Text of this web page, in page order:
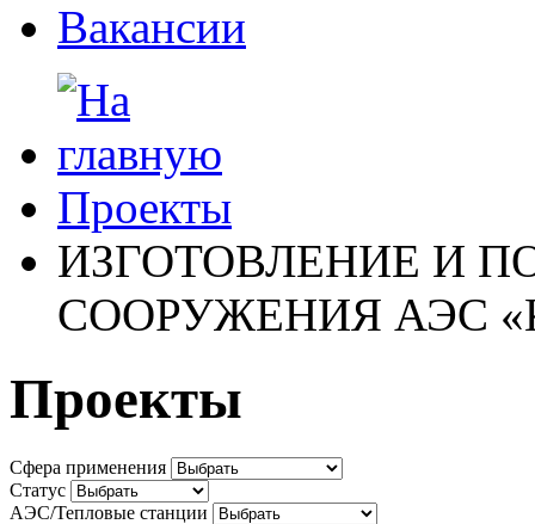
Вакансии
Проекты
ИЗГОТОВЛЕНИЕ И
СООРУЖЕНИЯ АЭС
Проекты
Сфера применения
Статус
АЭС/Тепловые станции